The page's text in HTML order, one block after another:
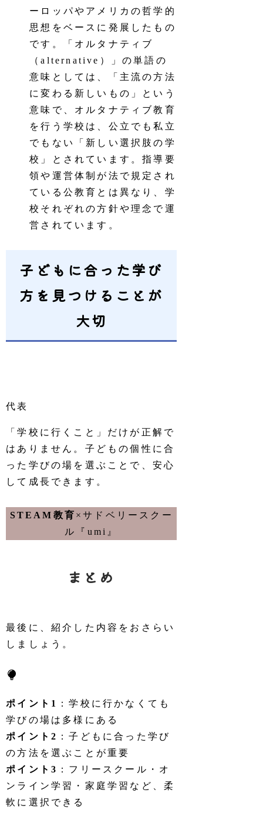
ーロッパやアメリカの哲学的
思想をベースに発展したもの
です。「オルタナティブ
（alternative）」の単語の
意味としては、「主流の方法
に変わる新しいもの」という
意味で、オルタナティブ教育
を行う学校は、公立でも私立
でもない「新しい選択肢の学
校」とされています。指導要
領や運営体制が法で規定され
ている公教育とは異なり、学
校それぞれの方針や理念で運
営されています。
子どもに合った学び
方を見つけることが
大切
「学校に行くこと」だけが正解で
はありません。子どもの個性に合
った学びの場を選ぶことで、安心
して成長できます。
STEAM教育 ×サドベリースクー
ル『umi』
まとめ
最後に、紹介した内容をおさらい
しましょう。
ポイント1
：学校に行かなくても
学びの場は多様にある
ポイント2 ：子どもに合った学び
の方法を選ぶことが重要
ポイント3 ：フリースクール・オ
ンライン学習・家庭学習など、柔
軟に選択できる